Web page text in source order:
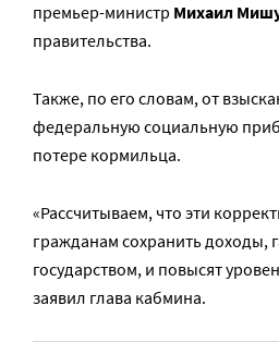
премьер-министр Михаил
правительства.
Также, по его словам, от
федеральную социальную
потере кормильца.
«Рассчитываем, что эти
гражданам сохранить доходы,
государством, и повысят
заявил глава кабмина.